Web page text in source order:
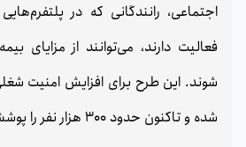
اجتماعی، رانندگانی که در
فعالیت دارند، می‌توانند از مزایای
شوند. این طرح برای افزایش امنیت
شده و تاکنون حدود 300 هزار نفر را پوشش داده است.